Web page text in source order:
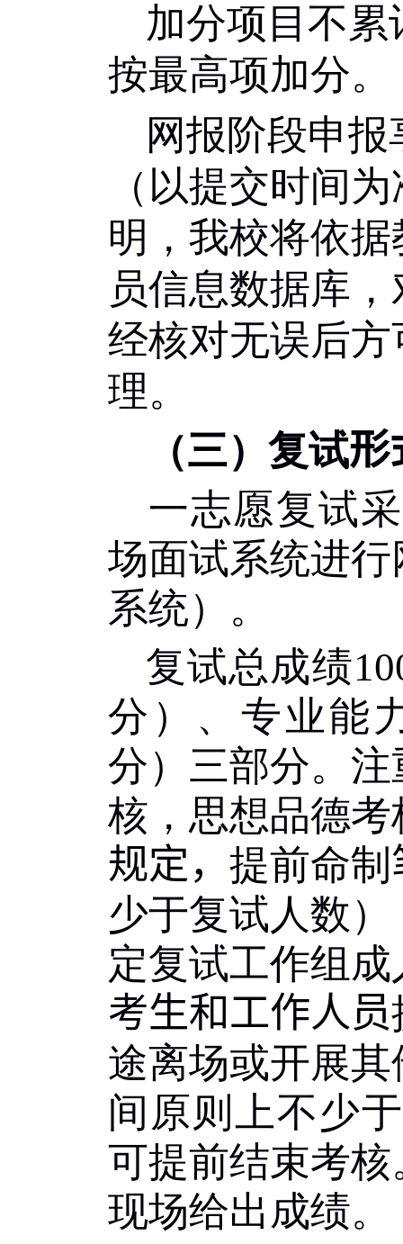
加分项目不
按最高项加分。
网报阶段申
（以提交时间
明，我校将依
员信息数据库
经核对无误后
理。
（三）复试形
一志愿复试采
场面试系统进
系统）。
复试总成绩
分）、专业能
分）三部分。
核，思想品德
规定， 提前命制
少于复试人数）
定复试工作组
考生和工作人员
途离场或开展
间原则上不少于
可提前结束考
现场给出成绩。